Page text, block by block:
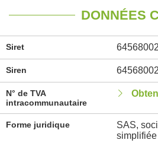
DONNÉES
Siret
Siren
N° de TVA
intracommunautaire
Forme juridique
SAS,
simplifiée